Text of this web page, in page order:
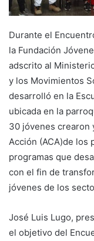
Durante el
la Fundación
adscrito al
y los Movimientos
desarrolló en la
ubicada en la
30 jóvenes crearon
Acción (ACA)de los
programas que
con el fin de
jóvenes de los
José Luis Lugo,
el objetivo del